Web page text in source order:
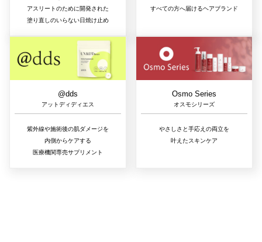
アスリートのために開発された
塗り直しのいらない日焼け止め
すべての方へ届けるヘアブランド
@dds
アットディディエス
紫外線や施術後の肌ダメージを
内側からケアする
医療機関専売サプリメント
Osmo Series
オスモシリーズ
やさしさと手応えの両立を
叶えたスキンケア